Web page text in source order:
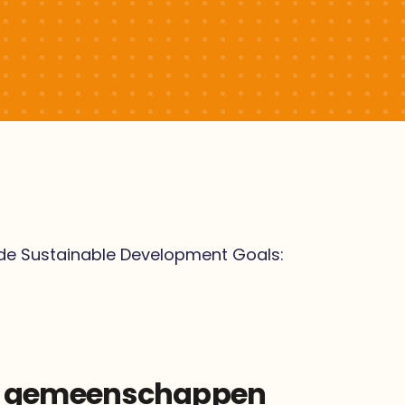
Sustainable Development Goals:
gemeenschappen